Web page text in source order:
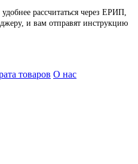
рассчитаться через ЕРИП,
и вам отправят инструкцию
товаров О нас